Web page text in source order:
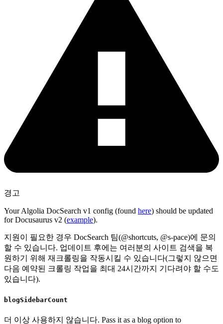
경고
Your Algolia DocSearch v1 config (found here) should be updated
for Docusaurus v2 (example).
지원이 필요한 경우 DocSearch 팀(@shortcuts, @s-pace)에 문의
할 수 있습니다. 업데이트 후에는 여러분의 사이트 검색을 복
원하기 위해 재크롤링을 작동시킬 수 있습니다(그렇지 않으면
다음 예약된 크롤링 작업을 최대 24시간까지 기다려야 할 수도
있습니다).
blogSidebarCount
더 이상 사용하지 않습니다. Pass it as a blog option to